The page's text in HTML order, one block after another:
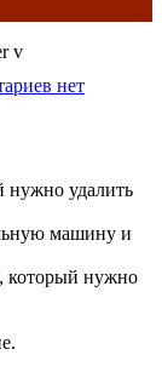
v
записи
машины
v
нет
нужно удалить
машину и
который нужно